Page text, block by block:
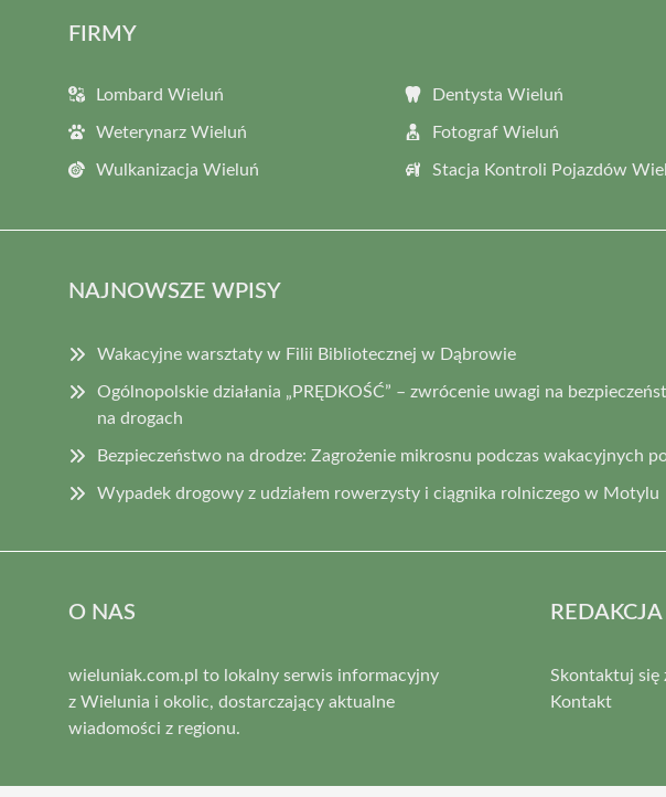
FIRMY
Lombard Wieluń Dentysta Wieluń
Weterynarz Wieluń Fotograf Wieluń
Wulkanizacja Wieluń Stacja Kontroli Pojazdów
NAJNOWSZE WPISY
Wakacyjne warsztaty w Filii Bibliotecznej w Dąbrowie
Ogólnopolskie działania „PRĘDKOŚĆ” – zwrócenie uwagi na
na drogach
Bezpieczeństwo na drodze: Zagrożenie mikrosnu podczas wakacyjnych
Wypadek drogowy z udziałem rowerzysty i ciągnika rolniczego w Motylu
O NAS
wieluniak.com.pl to lokalny serwis informacyjny
z Wielunia i okolic, dostarczający aktualne
wiadomości z regionu.
REDAKCJA
Skontaktuj się
Kontakt